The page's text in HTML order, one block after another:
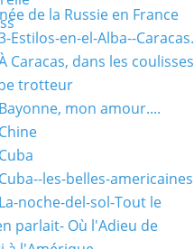
de la Russie en France
Estilos-en-el-Alba--Caracas.
Caracas, dans les coulisses
trotteur
mon amour....
les-belles-americaines
noche-del-sol-Tout le
parlait- Où l'Adieu de